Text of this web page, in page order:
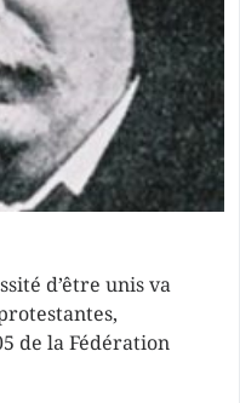
d’être unis va
de la Fédération